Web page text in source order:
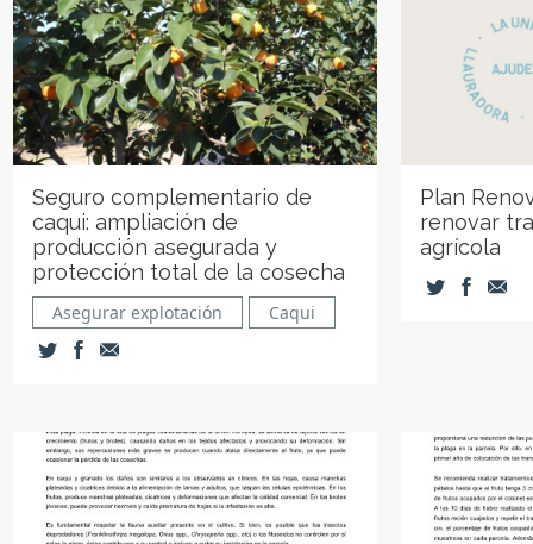
Seguro complementario de
caqui: ampliación de
producción asegurada y
protección total de la cosecha
Asegurar explotación Caqui
Plan
renovar
agrícola